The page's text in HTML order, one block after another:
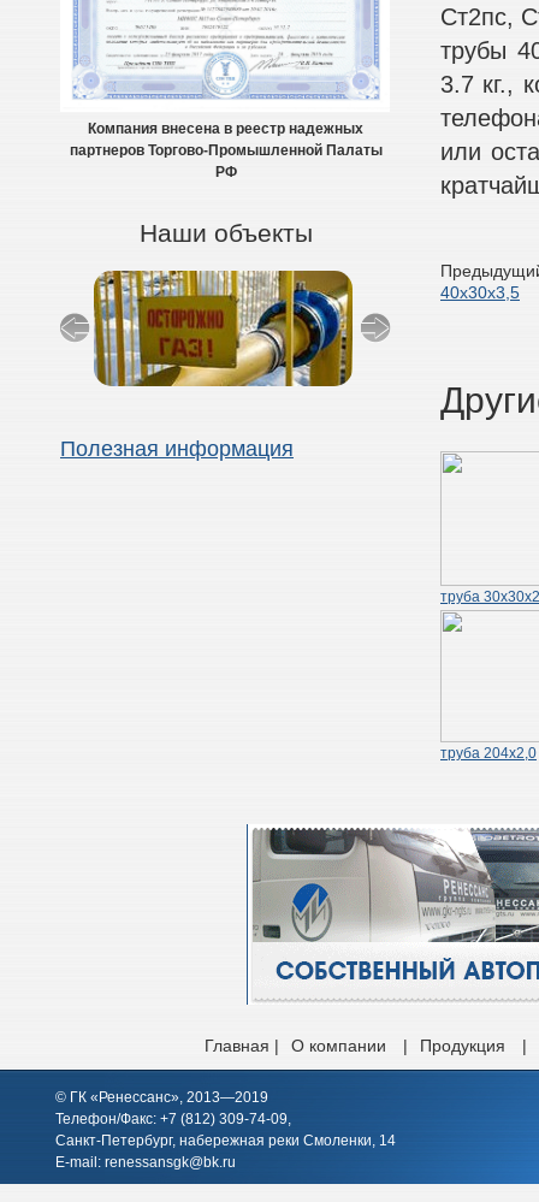
Компания внесена в реестр надежных
партнеров Торгово-Промышленной Палаты
РФ
Наши объекты
Полезная информация
Ст2пс,
трубы
3.7 кг.,
или
40х30х3,5
труба
труба 204х2,0
Главная | О компании | Продукция |
© ГК «Ренессанс», 2013—2019
Телефон/Факс: +7 (812) 309-74-09,
Санкт-Петербург, набережная реки Смоленки, 14
E-mail: renessansgk@bk.ru